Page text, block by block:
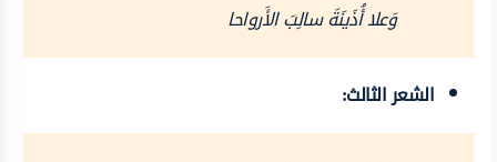
وَعلا أُذَينَةَ سالِبَ الأَرواحا
الشعر الثالث: